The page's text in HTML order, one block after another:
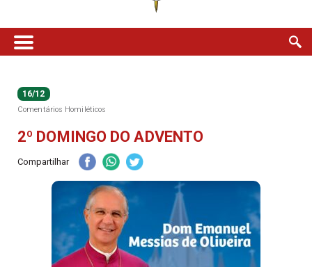
16/12
Comentários Homiléticos
2º DOMINGO DO ADVENTO
Compartilhar